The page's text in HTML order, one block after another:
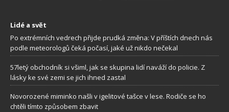
Lidé a svět
Po extrémních vedrech přijde prudká změna: V příštích dnech nás
podle meteorologů čeká počasí, jaké už nikdo nečekal
57letý obchodník si všiml, jak se skupina lidí naváží do policie. Z
lásky ke své zemi se jich ihned zastal
Novorozené miminko našli v igelitové tašce v lese. Rodiče se ho
chtěli tímto způsobem zbavit